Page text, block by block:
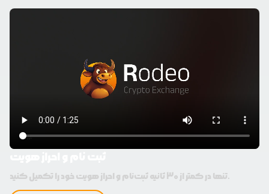
تنها در کمتر از 30 ثانیه ثبت‌نام و احراز هویت خود را تکمیل کنید.